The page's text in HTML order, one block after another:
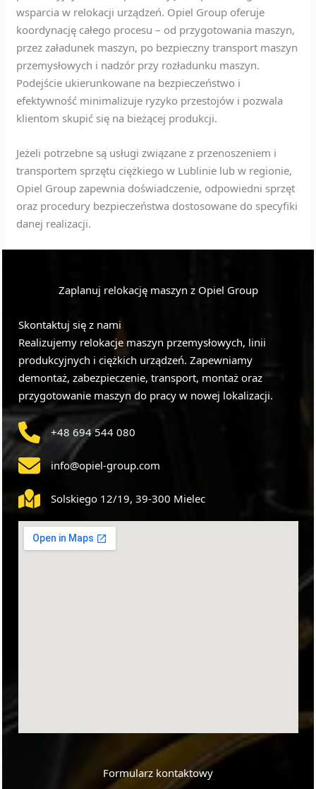
wsparcia w relokacji urządzeń. Opiel Group oferuje
koordynację całego procesu – od przygotowania maszyn,
przez załadunek maszyn, po bezpieczny transport maszyn
przemysłowych i nadzór przy rozładunku maszyn.
Podejście ukierunkowane na bezpieczeństwo i
efektywność minimalizuje ryzyko przestojów i pozwala
klientom skupić się na bieżącej produkcji.
Jeżeli potrzebne są usługi związane z przenoszeniem i
transportem sprzętu ciężkiego w Lublinie lub w regionie,
Opiel Group zapewnia doświadczenie, odpowiedni sprzęt
oraz procedury bezpieczeństwa dostosowane do specyfiki
danej realizacji.
Zaplanuj relokację maszyn z Opiel Group
Skontaktuj się z nami
Realizujemy relokacje maszyn przemysłowych, linii
produkcyjnych i ciężkich urządzeń. Zapewniamy
demontaż, zabezpieczenie, transport, montaż oraz
przygotowanie maszyn do pracy w nowej lokalizacji.
+48 694 544 080
info@opiel-group.com
Solskiego 12/19, 39-300 Mielec
Formularz kontaktowy